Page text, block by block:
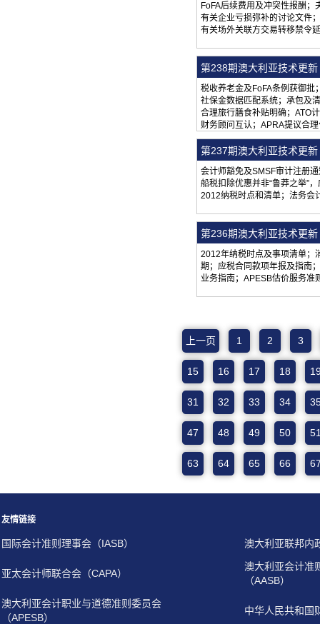
FoFA后续费用及冲突性报酬
有关企业亏损弥补的讨论文件
有关场外关联方交易转移禁令
第238期澳大利亚技术更
税收养老金及FoFA条例获御批
社保金数据匹配系统；承包及
合理旅行膳食补贴明确；ATO
财务顾问互认；APRA提议合
第237期澳大利亚技术更
会计师豁免及SMSF审计注册
船税扣除优惠并非“鲁莽之举”
2012纳税时点和清单；法务会
第236期澳大利亚技术更
2012年纳税时点及事项清单；
期；应税合同款项年报及指南
业务指南；APESB估价服务准
上一页 1 2 3
15 16 17 18
31 32 33 34
47 48 49 50
63 64 65 66
友情链接
国际会计准则理事会（IASB） 澳大利亚联邦内
亚太会计师联合会（CAPA）
澳大利亚会计准
（AASB）
澳大利亚会计职业与道德准则委员会
（APESB）
中华人民共和国